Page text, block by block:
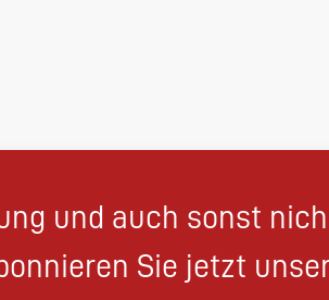
und auch sonst
Sie jetzt